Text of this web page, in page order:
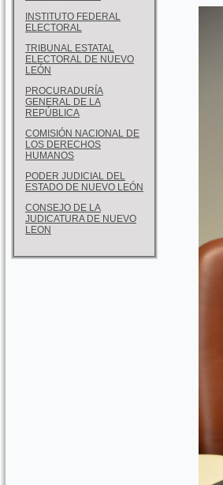
INSTITUTO FEDERAL
ELECTORAL
TRIBUNAL ESTATAL
ELECTORAL DE NUEVO
LEÓN
PROCURADURÍA
GENERAL DE LA
REPÚBLICA
COMISIÓN NACIONAL DE
LOS DERECHOS
HUMANOS
PODER JUDICIAL DEL
ESTADO DE NUEVO LEÓN
CONSEJO DE LA
JUDICATURA DE NUEVO
LEON